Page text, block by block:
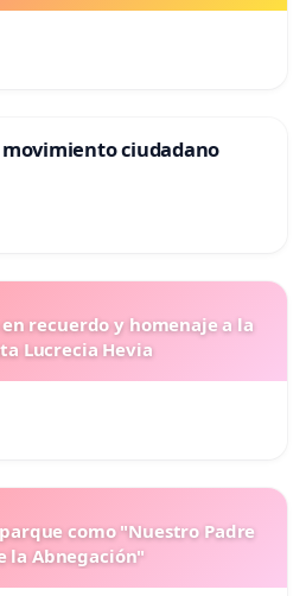
ciudadano
recuerdo y homenaje a la
Lucrecia Hevia
como "Nuestro Padre
la Abnegación"